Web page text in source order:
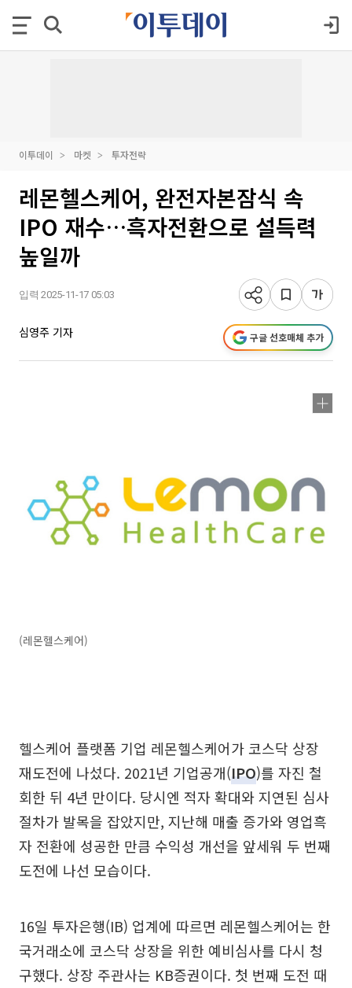
이투데이 마켓 투자전략
레몬헬스케어, 완전자본잠식 속
IPO 재수…흑자전환으로 설득력
높일까
입력 2025-11-17 05:03
심영주 기자 구글 선호매체 추가
(레몬헬스케어)
헬스케어 플랫폼 기업 레몬헬스케어가 코스닥 상장
재도전에 나섰다. 2021년 기업공개(IPO)를 자진 철
회한 뒤 4년 만이다. 당시엔 적자 확대와 지연된 심사
절차가 발목을 잡았지만, 지난해 매출 증가와 영업흑
자 전환에 성공한 만큼 수익성 개선을 앞세워 두 번째
도전에 나선 모습이다.
16일 투자은행(IB) 업계에 따르면 레몬헬스케어는 한
국거래소에 코스닥 상장을 위한 예비심사를 다시 청
구했다. 상장 주관사는 KB증권이다. 첫 번째 도전 때